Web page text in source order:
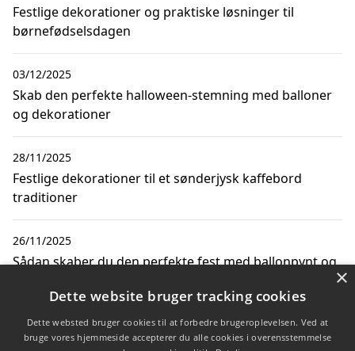
Festlige dekorationer og praktiske løsninger til
børnefødselsdagen
Skab den perfekte halloween-stemning med balloner
og dekorationer
03/12/2025
Festlige dekorationer til et sønderjysk kaffebord
traditioner
28/11/2025
Sådan skaber du den perfekte fest med ballonpynt og
26/11/2025
Sådan skaber du den perfekte julefrokost med
18/10/2025
×
Dette website bruger tracking cookies
Dette websted bruger cookies til at forbedre brugeroplevelsen. Ved at
bruge vores hjemmeside accepterer du alle cookies i overensstemmelse